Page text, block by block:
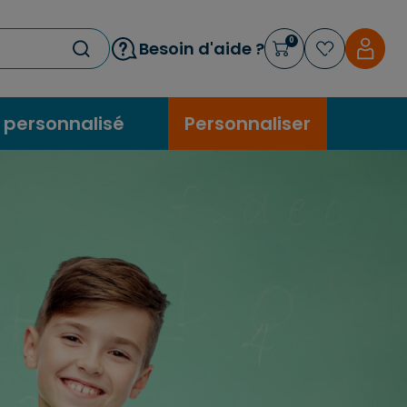
Besoin d'aide ? 0
personnalisé Personnaliser